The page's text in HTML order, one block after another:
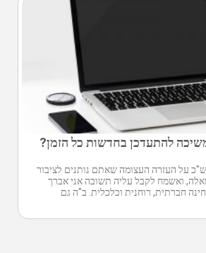
להתעדכן בחדשות כל הזמן?
על העזרה העצומה שאתם נותנים לציבור
ואשמח לקבל עליה תשובה אני אברך